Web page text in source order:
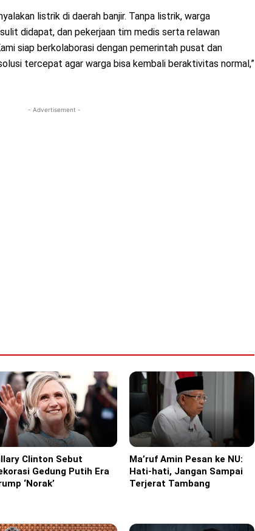
listrik di daerah banjir. Tanpa listrik, warga
didapat, dan pekerjaan tim medis serta relawan
siap berkolaborasi dengan pemerintah pusat dan
tercepat agar warga bisa kembali beraktivitas normal,”
- Advertisement -
Clinton Sebut
Gedung Putih Era
‘Norak’
Headline
Ma’ruf Amin Pesan ke NU:
Hati-hati, Jangan Sampai
Terjerat Tambang